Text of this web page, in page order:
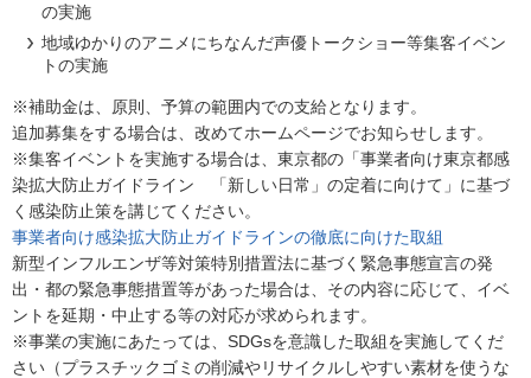
の実施
地域ゆかりのアニメにちなんだ声優トークショー等集客イベン
トの実施
※補助金は、原則、予算の範囲内での支給となります。
追加募集をする場合は、改めてホームページでお知らせします。
※集客イベントを実施する場合は、東京都の「事業者向け東京都感
染拡大防止ガイドライン 「新しい日常」の定着に向けて」に基づ
く感染防止策を講じてください。
事業者向け感染拡大防止ガイドラインの徹底に向けた取組
新型インフルエンザ等対策特別措置法に基づく緊急事態宣言の発
出・都の緊急事態措置等があった場合は、その内容に応じて、イベ
ントを延期・中止する等の対応が求められます。
※事業の実施にあたっては、SDGsを意識した取組を実施してくだ
さい（プラスチックゴミの削減やリサイクルしやすい素材を使うな